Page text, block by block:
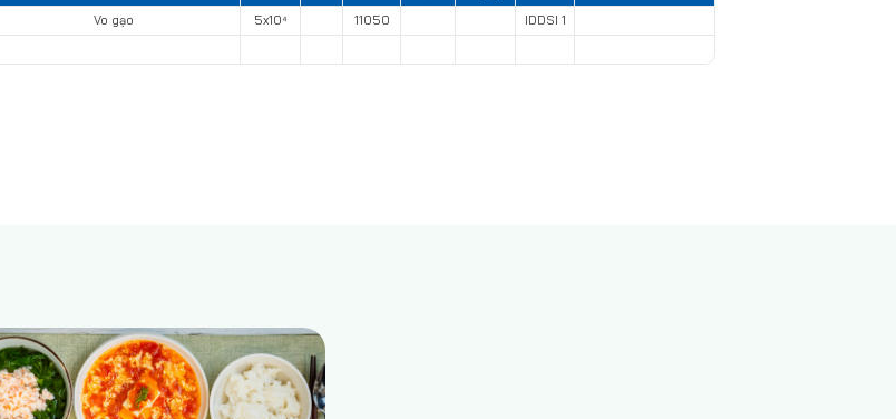
Vo gạo 5x10⁴ 11050
IDDSI 1